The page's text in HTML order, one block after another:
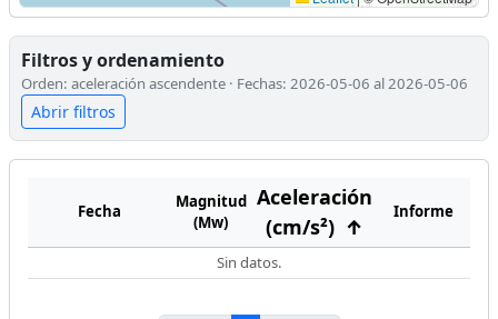
Filtros y ordenamiento
Orden: aceleración ascendente · Fechas: 2026-05-06 al 2026-05-06
Abrir filtros
Fecha
Magnitud
(Mw)
Aceleración
(cm/s²) ↑
Informe
Sin datos.